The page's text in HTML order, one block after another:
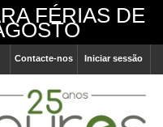
FÉRIAS DE
Iniciar sessão
Contacte-nos